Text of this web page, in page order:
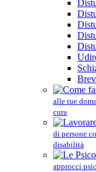
alle tue
cura
di persone
disabilità
approcci